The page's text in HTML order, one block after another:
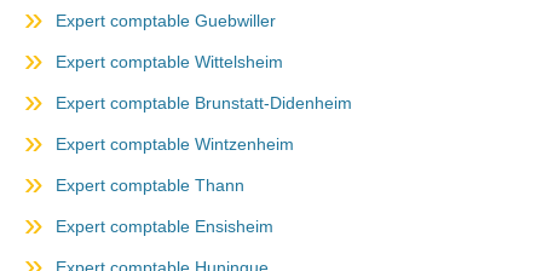
Expert comptable Guebwiller
Expert comptable Wittelsheim
Expert comptable Brunstatt-Didenheim
Expert comptable Wintzenheim
Expert comptable Thann
Expert comptable Ensisheim